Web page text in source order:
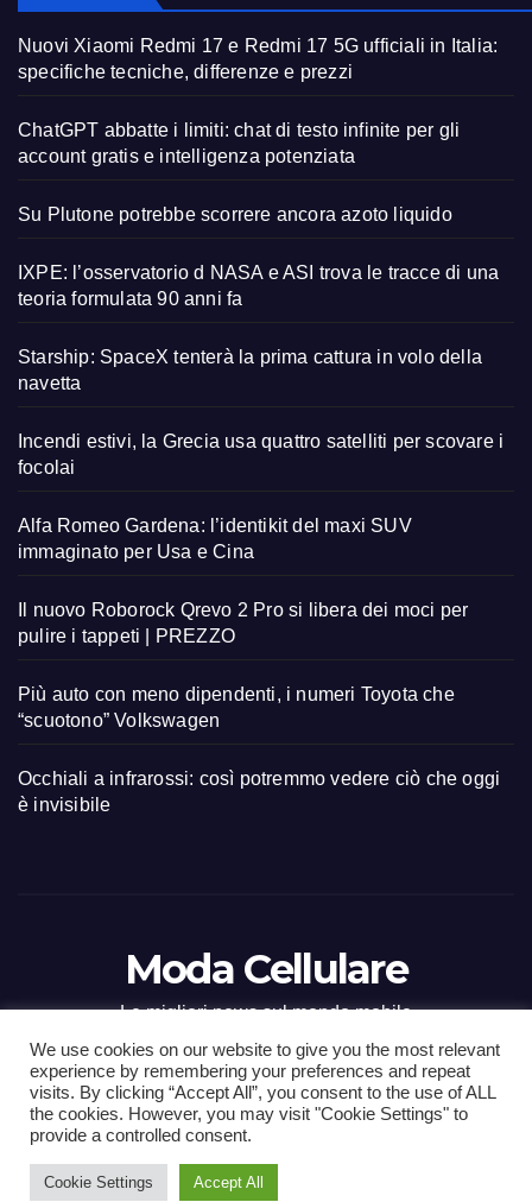
Nuovi Xiaomi Redmi 17 e Redmi 17 5G ufficiali in Italia:
specifiche tecniche, differenze e prezzi
ChatGPT abbatte i limiti: chat di testo infinite per gli
account gratis e intelligenza potenziata
Su Plutone potrebbe scorrere ancora azoto liquido
IXPE: l’osservatorio d NASA e ASI trova le tracce di una
teoria formulata 90 anni fa
Starship: SpaceX tenterà la prima cattura in volo della
navetta
Incendi estivi, la Grecia usa quattro satelliti per scovare i
focolai
Alfa Romeo Gardena: l’identikit del maxi SUV
immaginato per Usa e Cina
Il nuovo Roborock Qrevo 2 Pro si libera dei moci per
pulire i tappeti | PREZZO
Più auto con meno dipendenti, i numeri Toyota che
“scuotono” Volkswagen
Occhiali a infrarossi: così potremmo vedere ciò che oggi
è invisibile
Moda Cellulare
Le migliori news sul mondo mobile
Proudly powered by WordPress| Tema: Newsup diThemeansar
Home ContactCONTATTI
We use cookies on our website to give you the most relevant
experience by remembering your preferences and repeat
visits. By clicking “Accept All”, you consent to the use of ALL
the cookies. However, you may visit "Cookie Settings" to
provide a controlled consent.
Cookie Settings Accept All